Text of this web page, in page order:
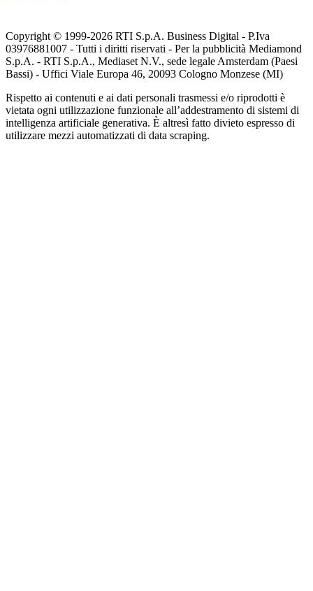
Copyright © 1999-2026 RTI S.p.A. Business Digital - P.Iva
03976881007 - Tutti i diritti riservati - Per la pubblicità Mediamond
S.p.A. - RTI S.p.A., Mediaset N.V., sede legale Amsterdam (Paesi
Bassi) - Uffici Viale Europa 46, 20093 Cologno Monzese (MI)
Rispetto ai contenuti e ai dati personali trasmessi e/o riprodotti è
vietata ogni utilizzazione funzionale all’addestramento di sistemi di
intelligenza artificiale generativa. È altresì fatto divieto espresso di
utilizzare mezzi automatizzati di data scraping.